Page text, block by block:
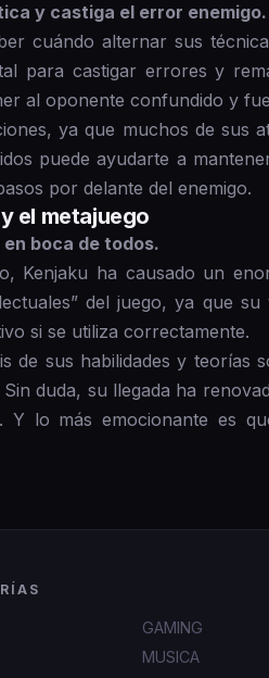
y castiga el error enemigo.
cuándo alternar sus
para castigar errores y
al oponente confundido y
ya que muchos de sus
puede ayudarte a
por delante del enemigo.
el metajuego
boca de todos.
Kenjaku ha causado un
del juego, ya que
si se utiliza correctamente.
de sus habilidades y
duda, su llegada ha
lo más emocionante es
GAMING
MUSICA